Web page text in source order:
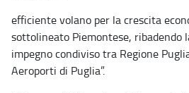
efficiente volano per la crescita
sottolineato Piemontese, ribadendo
impegno condiviso tra Regione
Aeroporti di Puglia”.